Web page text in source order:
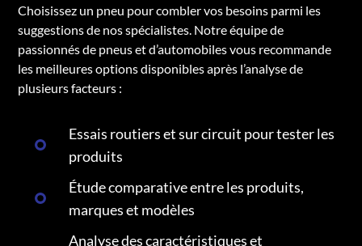
Choisissez un pneu pour combler vos besoins parmi les
suggestions de nos spécialistes. Notre équipe de
passionnés de pneus et d’automobiles vous recommande
les meilleures options disponibles après l’analyse de
plusieurs facteurs :
Essais routiers et sur circuit pour tester les
produits
Étude comparative entre les produits,
marques et modèles
Analyse des caractéristiques et